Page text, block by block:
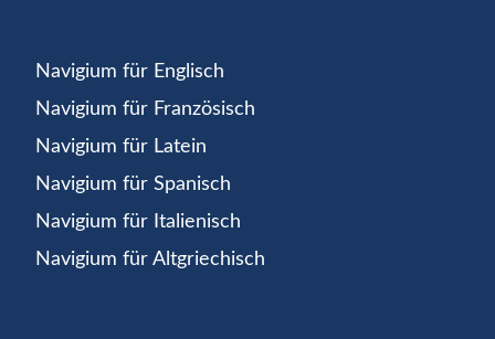
Navigium für Englisch
Navigium für Französisch
Navigium für Latein
Navigium für Spanisch
Navigium für Italienisch
Navigium für Altgriechisch